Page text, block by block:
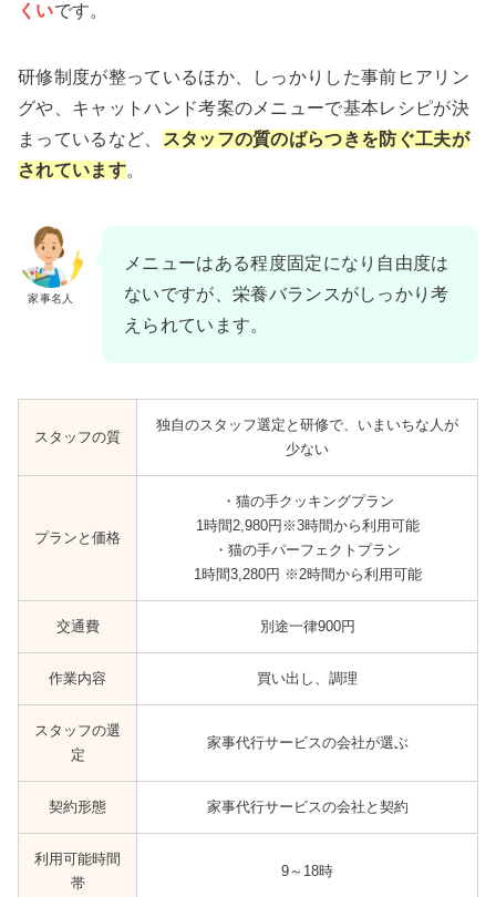
くいです。
研修制度が整っているほか、しっかりした事前ヒアリン
グや、キャットハンド考案のメニューで基本レシピが決
まっているなど、
スタッフの質のばらつきを防ぐ工夫が
されています。
家事名人
メニューはある程度固定になり自由度は
ないですが、栄養バランスがしっかり考
えられています。
スタッフの質
独自のスタッフ選定と研修で、いまいちな人が
少ない
プランと価格
・猫の手クッキングプラン
1時間2,980円※3時間から利用可能
・猫の手パーフェクトプラン
1時間3,280円 ※2時間から利用可能
交通費 別途一律900円
作業内容 買い出し、調理
スタッフの選
定
家事代行サービスの会社が選ぶ
契約形態 家事代行サービスの会社と契約
利用可能時間
帯
9～18時